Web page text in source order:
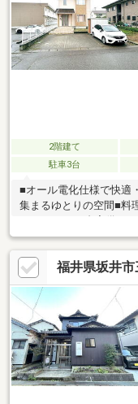
2階建て
駐車3台
■オール電化仕様で快適
集まるゆとりの空間■料
も安心の駐車スペース
おすすめ■地中熱を利用
荷物もすっきり片付く
事動線■イーザまで徒歩
年築の設備充実中古住宅
福井県坂井